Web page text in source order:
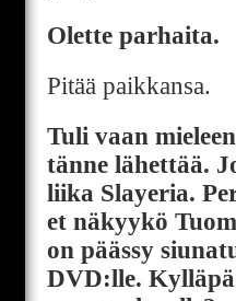
Olette parhaita.
Pitää paikkansa.
Tuli vaan
tänne lähettää.
liika Slayeria.
et näkyykö
on päässy
DVD:lle.